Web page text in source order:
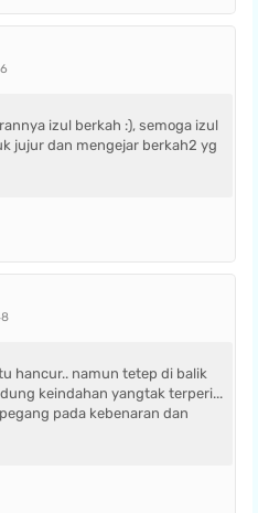
izul berkah :), semoga izul
jujur dan mengejar berkah2 yg
hancur.. namun tetep di balik
keindahan yangtak terperi...
pada kebenaran dan